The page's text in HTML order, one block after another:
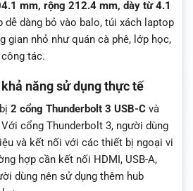
mm, rộng 212.4 mm, dày từ 4.1
dễ dàng bỏ vào balo, túi xách laptop
gian nhỏ như quán cà phê, lớp học,
tác.
năng sử dụng thực tế
2 cổng Thunderbolt 3 USB-C và
Với cổng Thunderbolt 3, người dùng
và kết nối với các thiết bị ngoại vi
hợp cần kết nối HDMI, USB-A,
dùng nên sử dụng thêm hub